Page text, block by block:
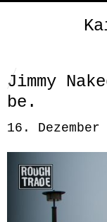
Jimmy
be.
16. Dezember